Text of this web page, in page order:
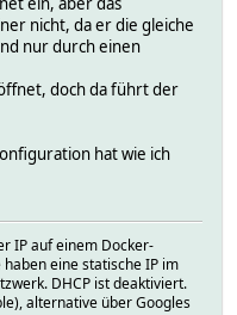
nicht, da er die gleiche
nur durch einen
doch da führt der
hat wie ich
IP auf einem Docker-
eine statische IP im
DHCP ist deaktiviert.
alternative über Googles